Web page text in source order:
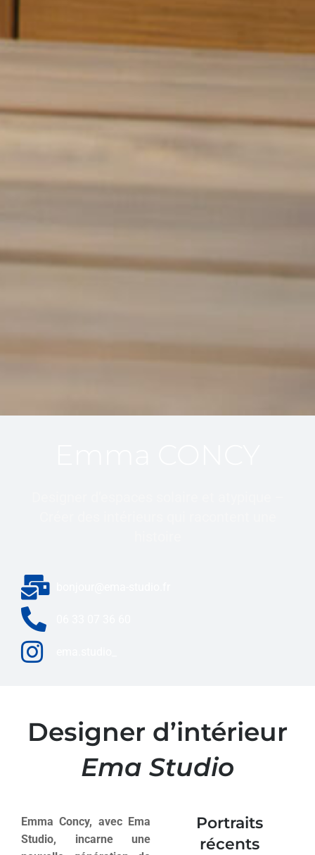
Designer d’intérieur
Ema Studio
Emma Concy, avec Ema
Studio, incarne une
Portraits
récents